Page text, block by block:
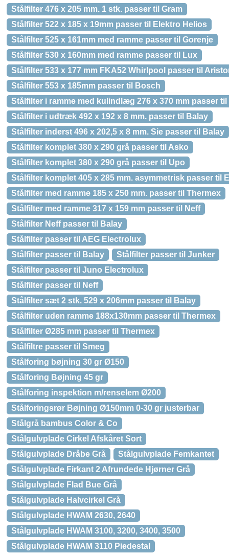
Stålfilter 476 x 205 mm. 1 stk. passer til Gram
Stålfilter 522 x 185 x 19mm passer til Elektro Helios
Stålfilter 525 x 161mm med ramme passer til Gorenje
Stålfilter 530 x 160mm med ramme passer til Lux
Stålfilter 533 x 177 mm FKA52 Whirlpool passer til
Stålfilter 553 x 185mm passer til Bosch
Stålfilter i ramme med kulindlæg 276 x 370 mm passer til
Stålfilter i udtræk 492 x 192 x 8 mm. passer til Balay
Stålfilter inderst 496 x 202,5 x 8 mm. Sie passer til Balay
Stålfilter komplet 380 x 290 grå passer til Asko
Stålfilter komplet 380 x 290 grå passer til Upo
Stålfilter komplet 405 x 285 mm. asymmetrisk passer til
Stålfilter med ramme 185 x 250 mm. passer til Thermex
Stålfilter med ramme 317 x 159 mm passer til Neff
Stålfilter Neff passer til Balay
Stålfilter passer til AEG Electrolux
Stålfilter passer til Balay
Stålfilter passer til Junker
Stålfilter passer til Juno Electrolux
Stålfilter passer til Neff
Stålfilter sæt 2 stk. 529 x 206mm passer til Balay
Stålfilter uden ramme 188x130mm passer til Thermex
Stålfilter Ø285 mm passer til Thermex
Stålfiltre passer til Smeg
Stålforing bøjning 30 gr Ø150
Stålforing Bøjning 45 gr
Stålforing inspektion m/renselem Ø200
Stålforingsrør Bøjning Ø150mm 0-30 gr justerbar
Stålgrå bambus Color & Co
Stålgulvplade Cirkel Afskåret Sort
Stålgulvplade Dråbe Grå
Stålgulvplade Femkantet
Stålgulvplade Firkant 2 Afrundede Hjørner Grå
Stålgulvplade Flad Bue Grå
Stålgulvplade Halvcirkel Grå
Stålgulvplade HWAM 2630, 2640
Stålgulvplade HWAM 3100, 3200, 3400, 3500
Stålgulvplade HWAM 3110 Piedestal